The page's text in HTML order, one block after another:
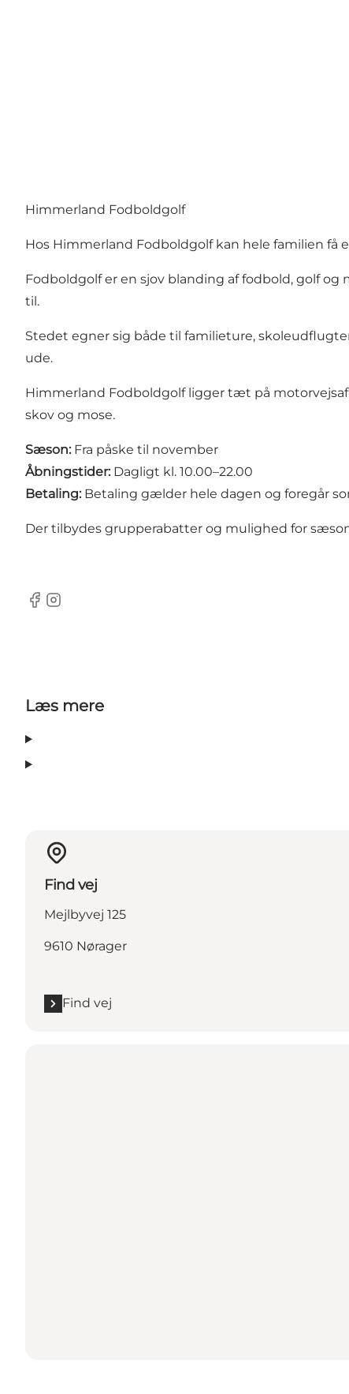
Himmerland Fodboldgolf
Hos Himmerland Fodboldgolf kan hele familien
Fodboldgolf er en sjov blanding af fodbold, golf
til.
Stedet egner sig både til familieture,
ude.
Himmerland Fodboldgolf ligger tæt på
skov og mose.
Sæson: Fra påske til november
Åbningstider: Dagligt kl. 10.00–22.00
Betaling: Betaling gælder hele dagen og foregår
Der tilbydes grupperabatter og mulighed for
Facebook
Instagram
Læs mere
Find vej
Mejlbyvej 125
9610 Nørager
Find vej